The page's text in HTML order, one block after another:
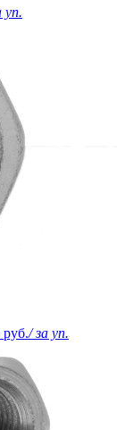
уп.
руб./ за уп.